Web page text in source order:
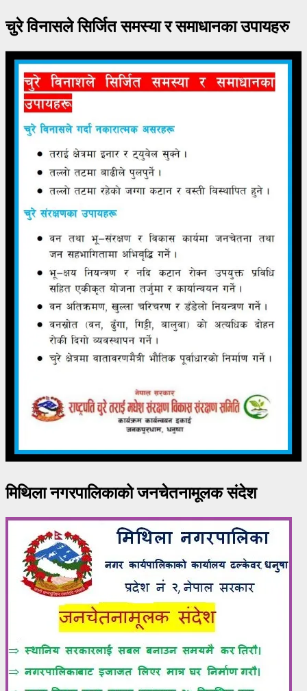
चुरे विनासले सिर्जित समस्या र समाधानका उपायहरु
मिथिला नगरपालिकाको जनचेतनामूलक संदेश